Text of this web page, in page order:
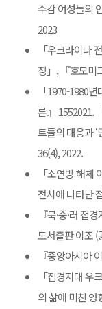
수감 여성들의
2023
「우크라이나
장」, 『호모미
「1970-1980
론』 1552021.
트들의 대응과 ‘
36(4), 2022.
「소연방 해
전시에 나타난
『북·중·러 접
도서출판 이조 (
『중앙아시아
「접경지대 우
의 삶에 미친 영